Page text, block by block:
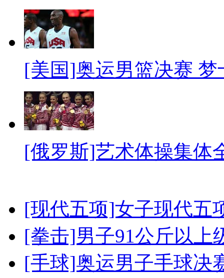
[美国]奥运男篮决赛
[俄罗斯]艺术体操集体
[现代五项]女子现代五
[拳击]男子91公斤以上
[手球]奥运男子手球决